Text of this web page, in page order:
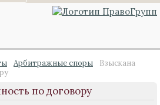
Арбитражные споры
Взыскана
по договору